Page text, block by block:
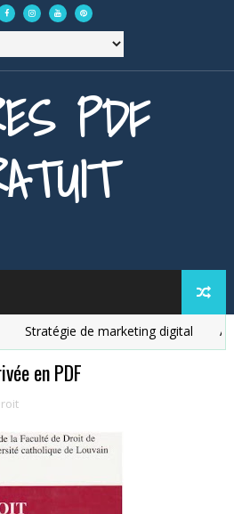
PDF
Stratégie de marketing digital
en PDF